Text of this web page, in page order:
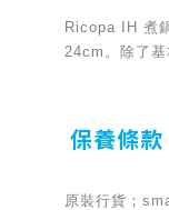
Ricopa IH 煮
24cm。除了
保養條款
原裝行貨；